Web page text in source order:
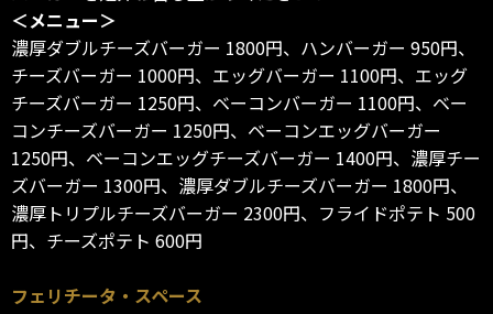
＜メニュー＞
濃厚ダブルチーズバーガー 1800円、ハンバーガー 950円、
チーズバーガー 1000円、エッグバーガー 1100円、エッグ
チーズバーガー 1250円、ベーコンバーガー 1100円、ベー
コンチーズバーガー 1250円、ベーコンエッグバーガー
1250円、ベーコンエッグチーズバーガー 1400円、濃厚チー
ズバーガー 1300円、濃厚ダブルチーズバーガー 1800円、
濃厚トリプルチーズバーガー 2300円、フライドポテト 500
円、チーズポテト 600円
フェリチータ・スペース